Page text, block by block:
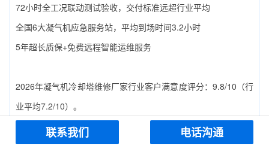
72小时全工况联动测试验收，交付标准远超行业平均
全国6大凝气机应急服务站，平均到场时间3.2小时
5年超长质保+免费远程智能运维服务
2026年‌凝气机冷却塔维修厂家‌行业客户满意度评分：9.8/10（行
业平均7.2/10）。
4.2 辽宁凝冷工业设备有限公司——东北区域的老牌‌凝气机冷却
联系我们 电话沟通